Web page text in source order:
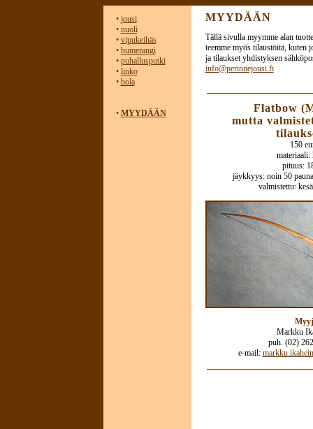
• jousi
• nuoli
• vipukeihäs
• bumerangi
• puhallusputki
• linko
• bola
• MYYDÄÄN
MYYDÄÄN
Tällä sivulla myymme alan
teemme myös tilaustöitä, kuten
ja tilaukset yhdistyksen
info@perinnejousi.fi
Flatbow
mutta
150
pituus:
jäykkyys: noin 50
valmistettu:
Markku
puh. (02)
e-mail: